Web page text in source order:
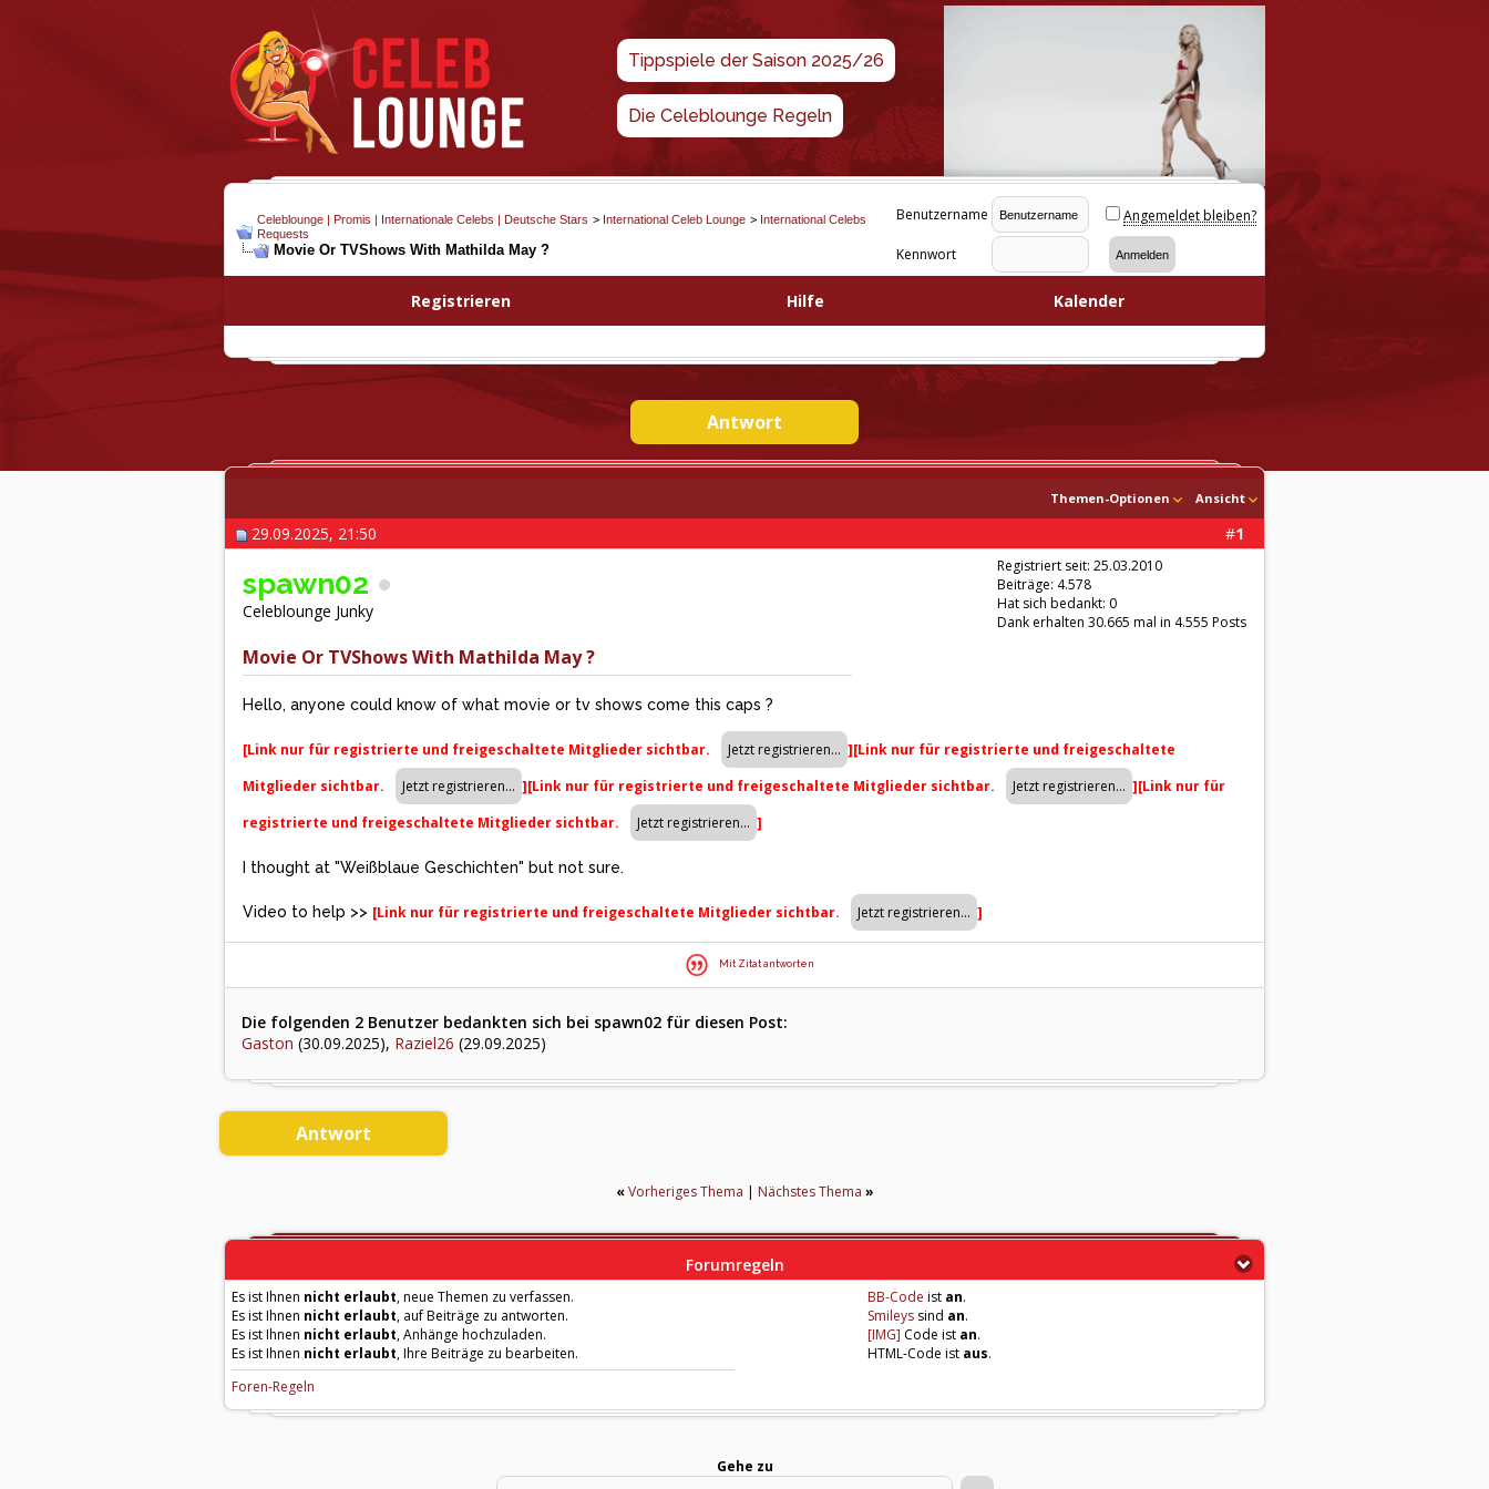
Tippspiele der Saison 2025/26
Die Celeblounge Regeln
Celeblounge | Promis | Internationale Celebs | Deutsche Stars > International Celeb Lounge > International Celebs
Requests
Movie Or TVShows With Mathilda May ?
Benutzername Angemeldet bleiben?
Kennwort
Registrieren Hilfe Kalender
Antwort
Themen-Optionen Ansicht
#1
29.09.2025, 21:50
spawn02
Celeblounge Junky
Registriert seit: 25.03.2010
Beiträge: 4.578
Hat sich bedankt: 0
Dank erhalten 30.665 mal in 4.555 Posts
Movie Or TVShows With Mathilda May ?
Hello, anyone could know of what movie or tv shows come this caps ?
[Link nur für registrierte und freigeschaltete Mitglieder sichtbar. ][Link nur für registrierte und freigeschaltete
Mitglieder sichtbar.
][Link nur für registrierte und freigeschaltete Mitglieder sichtbar. ][Link nur für
registrierte und freigeschaltete Mitglieder sichtbar.
]
I thought at "Weißblaue Geschichten" but not sure.
Video to help >> [Link nur für registrierte und freigeschaltete Mitglieder sichtbar. ]
Mit Zitat antworten
Die folgenden 2 Benutzer bedankten sich bei spawn02 für diesen Post:
Gaston (30.09.2025), Raziel26 (29.09.2025)
Antwort
« Vorheriges Thema | Nächstes Thema »
Forumregeln
Es ist Ihnen nicht erlaubt, neue Themen zu verfassen.
Es ist Ihnen nicht erlaubt, auf Beiträge zu antworten.
Es ist Ihnen nicht erlaubt, Anhänge hochzuladen.
Es ist Ihnen nicht erlaubt, Ihre Beiträge zu bearbeiten.
Foren-Regeln
BB-Code ist an.
Smileys sind an.
[IMG] Code ist an.
HTML-Code ist aus.
Gehe zu